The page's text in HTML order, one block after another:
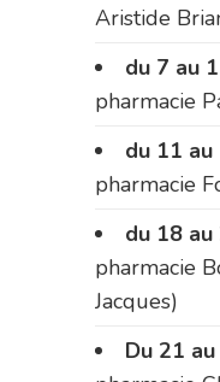
Aristide
du 7 au
pharmacie
du 11
pharmacie
du 18
pharmacie
Jacques)
Du 21